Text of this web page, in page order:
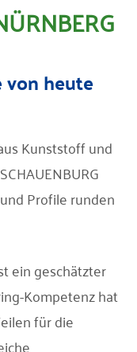
heute
Kunststoff und
Profile runden
ein geschätzter
Kompetenz hat
für die